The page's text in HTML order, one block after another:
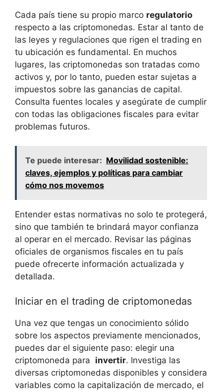
Cada país tiene ⁤su propio marco​ regulatorio
respecto ⁣a las criptomonedas. Estar‍ al tanto de
‍las leyes y regulaciones que‍ rigen​ el ​trading en
tu ubicación es fundamental. En muchos
lugares,⁤ las criptomonedas son tratadas como
activos y, por lo tanto,‌ pueden estar sujetas a⁤
impuestos‌ sobre las​ ganancias de⁢ capital.⁢
Consulta fuentes locales ⁣y asegúrate⁢ de⁢ cumplir
​con todas las obligaciones fiscales para evitar
‍problemas futuros.
Te puede interesar: Movilidad sostenible:
claves, ejemplos y políticas para cambiar
cómo nos movemos
Entender estas‌ normativas no solo ⁢te‌ protegerá,
sino que‌ también⁤ te ‌brindará mayor confianza
al⁤ operar en el⁤ mercado. Revisar‍ las páginas
oficiales de organismos fiscales en tu ‌país
puede⁣ ofrecerte información actualizada⁤ y
detallada.
Iniciar en⁢ el trading de⁤ criptomonedas
Una ​vez‍ que tengas un ⁤conocimiento sólido
sobre los⁣ aspectos ⁢previamente mencionados,
puedes dar el siguiente⁢ paso: elegir una‌
criptomoneda ⁣para ⁢ invertir. ⁤Investiga​ las
diversas criptomonedas disponibles y considera
variables como la⁤ capitalización de ​mercado,⁤ el